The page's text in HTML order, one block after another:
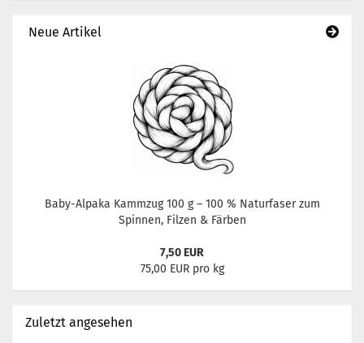
Neue Artikel
Baby-Alpaka Kammzug 100 g – 100 % Naturfaser zum
Spinnen, Filzen & Färben
7,50 EUR
75,00 EUR pro kg
Zuletzt angesehen